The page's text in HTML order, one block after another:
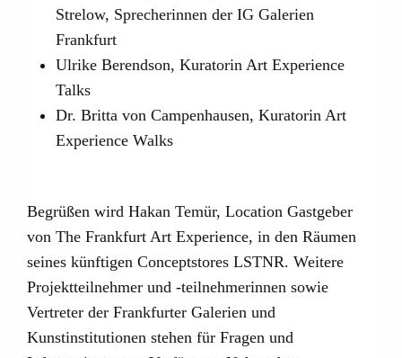
Strelow, Sprecherinnen der IG Galerien
Frankfurt
Ulrike Berendson, Kuratorin Art Experience
Talks
Dr. Britta von Campenhausen, Kuratorin Art
Experience Walks
Begrüßen wird Hakan Temür, Location Gastgeber
von The Frankfurt Art Experience, in den Räumen
seines künftigen Conceptstores LSTNR. Weitere
Projektteilnehmer und -teilnehmerinnen sowie
Vertreter der Frankfurter Galerien und
Kunstinstitutionen stehen für Fragen und